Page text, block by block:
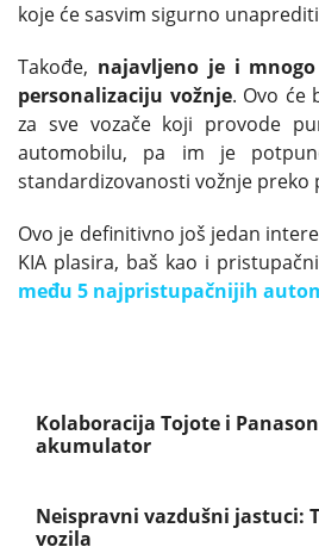
koje će sasvim sigurno
Takođe, najavljeno je i
personalizaciju vožnje. Ovo će
za sve vozače koji provode
automobilu, pa im je
standardizovanosti vožnje preko
Ovo je definitivno još jedan
KIA plasira, baš kao i pristupačni
među 5 najpristupačnijih
Kolaboracija Tojote i
akumulator
Neispravni vazdušni jastuci:
vozila